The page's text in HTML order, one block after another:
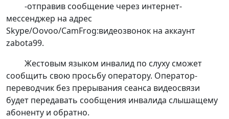
-отправив сообщение через интернет-
мессенджер на адрес
Skype/Oovoo/CamFrog:видеозвонок на аккаунт
zabota99.
Жестовым языком инвалид по слуху сможет
сообщить свою просьбу оператору. Оператор-
переводчик без прерывания сеанса видеосвязи
будет передавать сообщения инвалида слышащему
абоненту и обратно.